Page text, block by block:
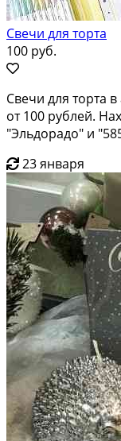
Свечи для торта
100 руб.
Свечи для торта
от 100 рублей.
"Эльдорадо" и
23 января